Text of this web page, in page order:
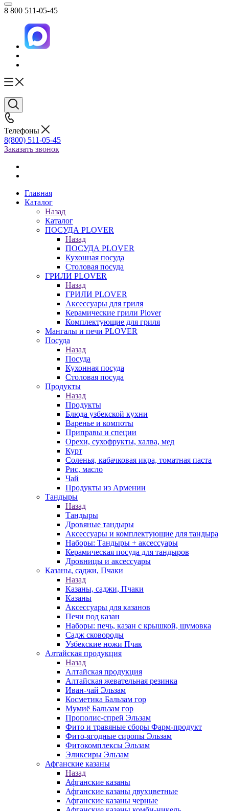
8 800 511-05-45
Телефоны
8(800) 511-05-45
Заказать звонок
Главная
Каталог
Назад
Каталог
ПОСУДА PLOVER
Назад
ПОСУДА PLOVER
Кухонная посуда
Столовая посуда
ГРИЛИ PLOVER
Назад
ГРИЛИ PLOVER
Аксессуары для гриля
Керамические грили Plover
Комплектующие для гриля
Мангалы и печи PLOVER
Посуда
Назад
Посуда
Кухонная посуда
Столовая посуда
Продукты
Назад
Продукты
Блюда узбекской кухни
Варенье и компоты
Приправы и специи
Орехи, сухофрукты, халва, мед
Курт
Соленья, кабачковая икра, томатная паста
Рис, масло
Чай
Продукты из Армении
Тандыры
Назад
Тандыры
Дровяные тандыры
Аксессуары и комплектующие для тандыра
Наборы: Тандыры + аксессуары
Керамическая посуда для тандыров
Дровницы и аксессуары
Казаны, саджи, Пчаки
Назад
Казаны, саджи, Пчаки
Казаны
Аксессуары для казанов
Печи под казан
Наборы: печь, казан с крышкой, шумовка
Садж сковороды
Узбекские ножи Пчак
Алтайская продукция
Назад
Алтайская продукция
Алтайская жевательная резинка
Иван-чай Эльзам
Косметика Бальзам гор
Мумиё Бальзам гор
Прополис-спрей Эльзам
Фито и травяные сборы Фарм-продукт
Фито-ягодные сиропы Эльзам
Фитокомплексы Эльзам
Эликсиры Эльзам
Афганские казаны
Назад
Афганские казаны
Афганские казаны двухцветные
Афганские казаны черные